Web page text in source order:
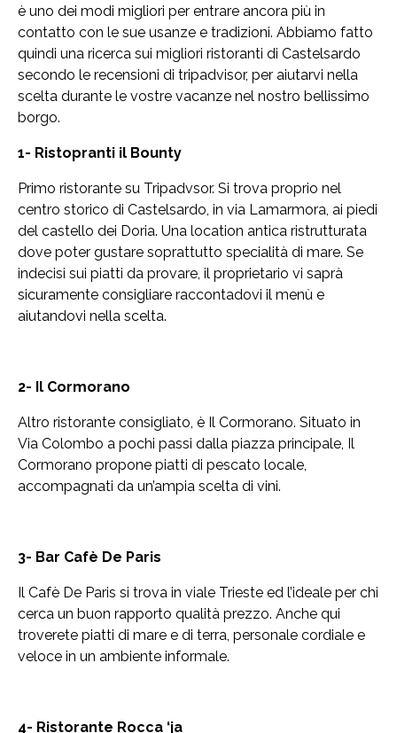
è uno dei modi migliori per entrare ancora più in
contatto con le sue usanze e tradizioni. Abbiamo fatto
quindi una ricerca sui migliori ristoranti di Castelsardo
secondo le recensioni di tripadvisor, per aiutarvi nella
scelta durante le vostre vacanze nel nostro bellissimo
borgo.
1- Ristopranti il Bounty
Primo ristorante su Tripadvsor. Si trova proprio nel
centro storico di Castelsardo, in via Lamarmora, ai piedi
del castello dei Doria. Una location antica ristrutturata
dove poter gustare soprattutto specialità di mare. Se
indecisi sui piatti da provare, il proprietario vi saprà
sicuramente consigliare raccontadovi il menù e
aiutandovi nella scelta.
2- Il Cormorano
Altro ristorante consigliato, è Il Cormorano. Situato in
Via Colombo a pochi passi dalla piazza principale, Il
Cormorano propone piatti di pescato locale,
accompagnati da un’ampia scelta di vini.
3- Bar Cafè De Paris
Il Cafè De Paris si trova in viale Trieste ed l’ideale per chi
cerca un buon rapporto qualità prezzo. Anche qui
troverete piatti di mare e di terra, personale cordiale e
veloce in un ambiente informale.
4- Ristorante Rocca ‘ja